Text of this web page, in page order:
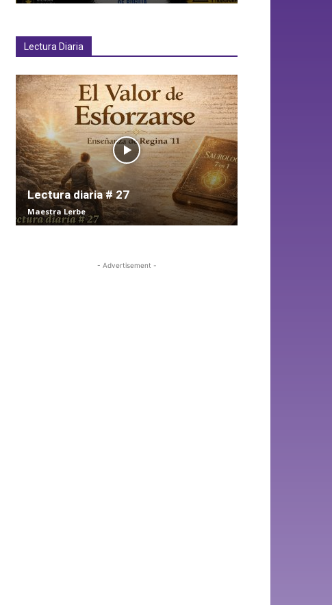
Lectura Diaria
Lectura diaria # 27
Maestra Lerbe
- Advertisement -